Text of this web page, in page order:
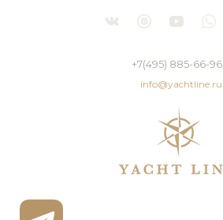
+7(495) 885-66-96
info@yachtline.ru